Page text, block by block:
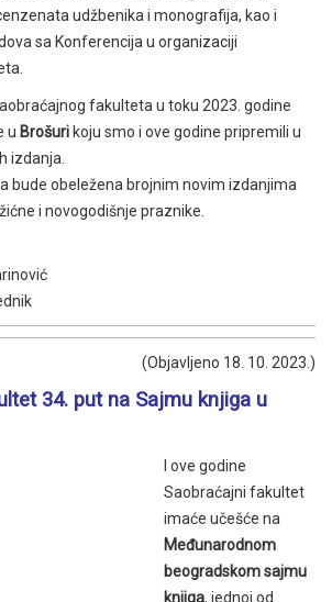
udžbenika i monografija, kao i
sa Konferencija u organizaciji
fakulteta u toku 2023. godine
u Brošuri koju smo i ove godine pripremili u
izdanja.
bude obeležena brojnim novim izdanjima
i novogodišnje praznike.
(Objavljeno 18. 10. 2023.)
34. put na Sajmu knjiga u
I ove godine
Saobraćajni fakultet
imaće učešće na
Međunarodnom
beogradskom sajmu
knjiga, jednoj od